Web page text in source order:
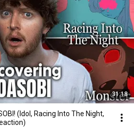
31:18
(Idol, Racing Into The Night,